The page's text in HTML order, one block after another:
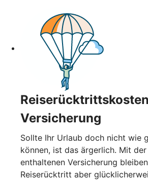
Versicherung
Sollte Ihr Urlaub doch nicht wie
können, ist das ärgerlich. Mit
enthaltenen Versicherung
Reiserücktritt aber